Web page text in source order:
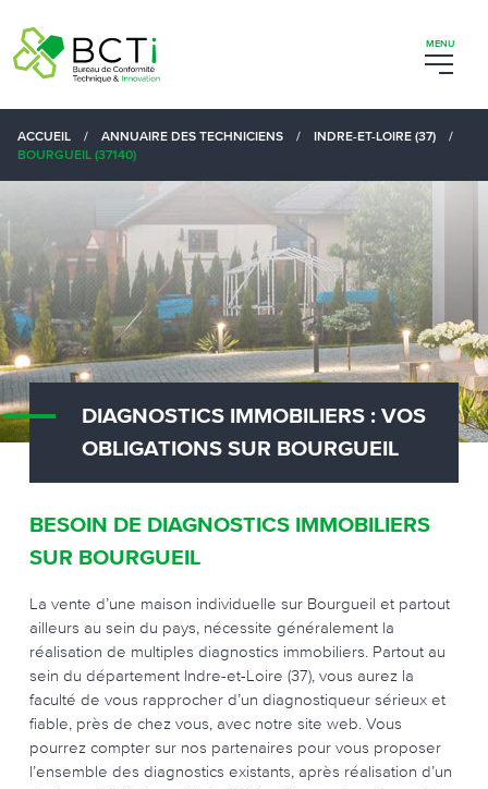
ACCUEIL / ANNUAIRE DES TECHNICIENS / INDRE-ET-LOIRE (37)
/
BOURGUEIL (37140)
DIAGNOSTICS IMMOBILIERS : VOS
OBLIGATIONS SUR BOURGUEIL
BESOIN DE DIAGNOSTICS IMMOBILIERS
SUR BOURGUEIL
La vente d’une maison individuelle sur Bourgueil et partout
ailleurs au sein du pays, nécessite généralement la
réalisation de multiples diagnostics immobiliers. Partout au
sein du département Indre-et-Loire (37), vous aurez la
faculté de vous rapprocher d’un diagnostiqueur sérieux et
fiable, près de chez vous, avec notre site web. Vous
pourrez compter sur nos partenaires pour vous proposer
l’ensemble des diagnostics existants, après réalisation d’un